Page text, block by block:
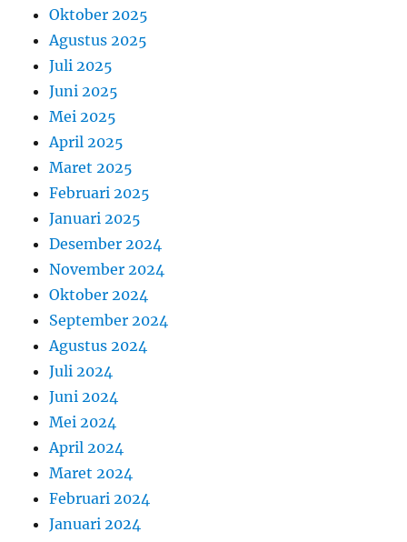
Oktober 2025
Agustus 2025
Juli 2025
Juni 2025
Mei 2025
April 2025
Maret 2025
Februari 2025
Januari 2025
Desember 2024
November 2024
Oktober 2024
September 2024
Agustus 2024
Juli 2024
Juni 2024
Mei 2024
April 2024
Maret 2024
Februari 2024
Januari 2024